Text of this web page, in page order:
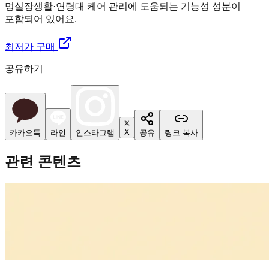
멍실장생활·연령대 케어 관리에 도움되는 기능성 성분이
포함되어 있어요.
최저가 구매
공유하기
카카오톡 라인 인스타그램 X 공유 링크 복사
관련 콘텐츠